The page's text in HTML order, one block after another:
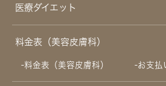
医療ダイエット
料金表（美容皮膚科）
料金表（美容皮膚科） お支払